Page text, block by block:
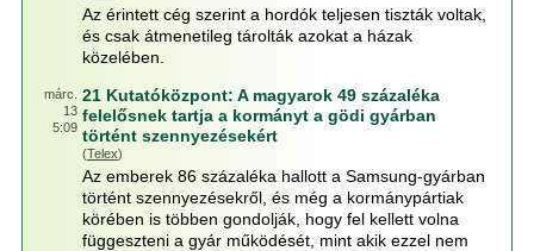
Az érintett cég szerint a hordók teljesen tiszták voltak,
és csak átmenetileg tárolták azokat a házak
közelében.
márc.
13
5:09
21 Kutatóközpont: A magyarok 49 százaléka
felelősnek tartja a kormányt a gödi gyárban
történt szennyezésekért
(Telex)
Az emberek 86 százaléka hallott a Samsung-gyárban
történt szennyezésekről, és még a kormánypártiak
körében is többen gondolják, hogy fel kellett volna
függeszteni a gyár működését, mint akik ezzel nem